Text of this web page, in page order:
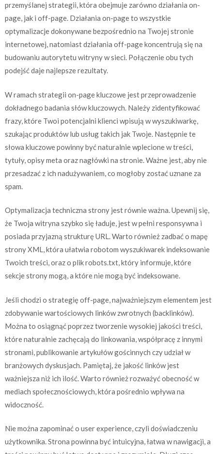
przemyślanej strategii, która obejmuje zarówno działania on-
page, jak i off-page. Działania on-page to wszystkie
optymalizacje dokonywane bezpośrednio na Twojej stronie
internetowej, natomiast działania off-page koncentrują się na
budowaniu autorytetu witryny w sieci. Połączenie obu tych
podejść daje najlepsze rezultaty.
W ramach strategii on-page kluczowe jest przeprowadzenie
dokładnego badania słów kluczowych. Należy zidentyfikować
frazy, które Twoi potencjalni klienci wpisują w wyszukiwarkę,
szukając produktów lub usług takich jak Twoje. Następnie te
słowa kluczowe powinny być naturalnie wplecione w treści,
tytuły, opisy meta oraz nagłówki na stronie. Ważne jest, aby nie
przesadzać z ich nadużywaniem, co mogłoby zostać uznane za
spam.
Optymalizacja techniczna strony jest równie ważna. Upewnij się,
że Twoja witryna szybko się ładuje, jest w pełni responsywna i
posiada przyjazną strukturę URL. Warto również zadbać o mapę
strony XML, która ułatwia robotom wyszukiwarek indeksowanie
Twoich treści, oraz o plik robots.txt, który informuje, które
sekcje strony mogą, a które nie mogą być indeksowane.
Jeśli chodzi o strategię off-page, najważniejszym elementem jest
zdobywanie wartościowych linków zwrotnych (backlinków).
Można to osiągnąć poprzez tworzenie wysokiej jakości treści,
które naturalnie zachęcają do linkowania, współpracę z innymi
stronami, publikowanie artykułów gościnnych czy udział w
branżowych dyskusjach. Pamiętaj, że jakość linków jest
ważniejsza niż ich ilość. Warto również rozważyć obecność w
mediach społecznościowych, która pośrednio wpływa na
widoczność.
Nie można zapominać o user experience, czyli doświadczeniu
użytkownika. Strona powinna być intuicyjna, łatwa w nawigacji, a